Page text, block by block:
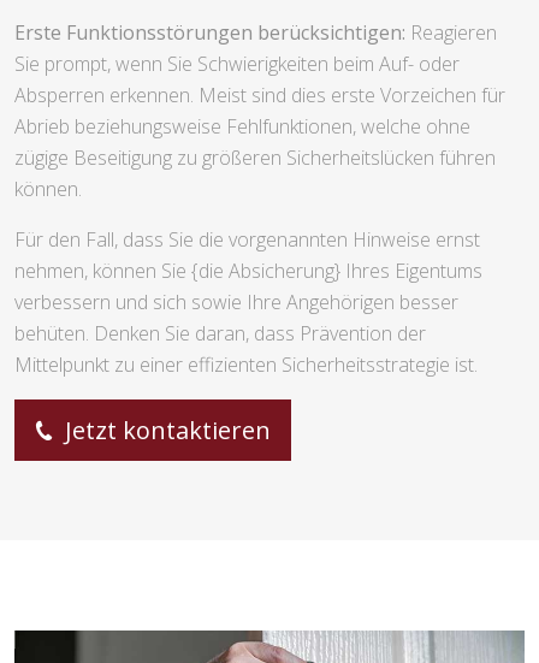
Erste Funktionsstörungen berücksichtigen: Reagieren
Sie prompt, wenn Sie Schwierigkeiten beim Auf- oder
Absperren erkennen. Meist sind dies erste Vorzeichen für
Abrieb beziehungsweise Fehlfunktionen, welche ohne
zügige Beseitigung zu größeren Sicherheitslücken führen
können.
Für den Fall, dass Sie die vorgenannten Hinweise ernst
nehmen, können Sie {die Absicherung} Ihres Eigentums
verbessern und sich sowie Ihre Angehörigen besser
behüten. Denken Sie daran, dass Prävention der
Mittelpunkt zu einer effizienten Sicherheitsstrategie ist.
Jetzt kontaktieren